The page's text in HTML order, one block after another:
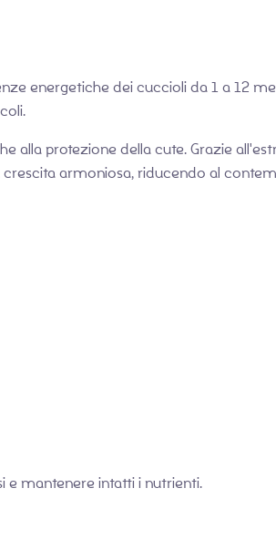
energetiche dei cuccioli da 1 a 12
alla protezione della cute. Grazie
armoniosa, riducendo al
e mantenere intatti i nutrienti.